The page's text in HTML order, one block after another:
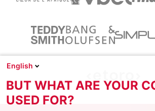
English
BUT WHAT ARE YOUR
USED FOR?